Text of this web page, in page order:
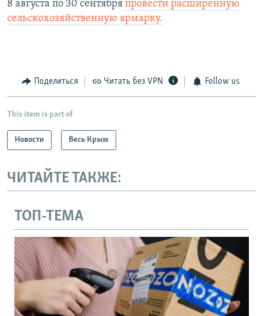
8 августа по 30 сентября провести расширенную
сельскохозяйственную ярмарку.
Поделиться Читать без VPN Follow us
This item is part of
Новости Весь Крым
ЧИТАЙТЕ ТАКЖЕ:
ТОП-ТЕМА